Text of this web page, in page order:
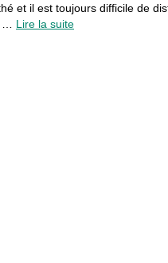
et il est toujours difficile de
… Lire la suite